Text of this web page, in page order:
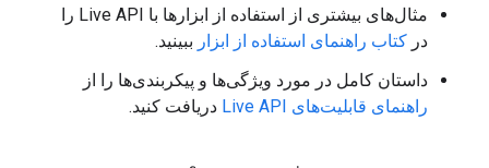
مثال‌های بیشتری از استفاده از ابزارها با Live API را
در کتاب راهنمای استفاده از ابزار ببینید.
داستان کامل در مورد ویژگی‌ها و پیکربندی‌ها را از
راهنمای قابلیت‌های Live API
دریافت کنید.